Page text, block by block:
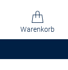
Warenkorb